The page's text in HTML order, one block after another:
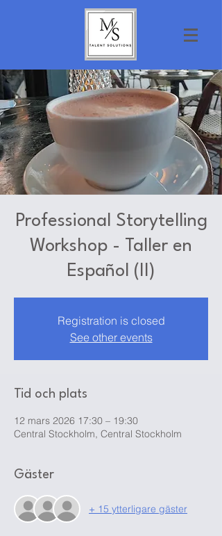
Professional Storytelling
Workshop - Taller en
Español (II)
Registration is closed
See other events
Tid och plats
12 mars 2026 17:30 – 19:30
Central Stockholm, Central Stockholm
Gäster
+ 15 ytterligare gäster